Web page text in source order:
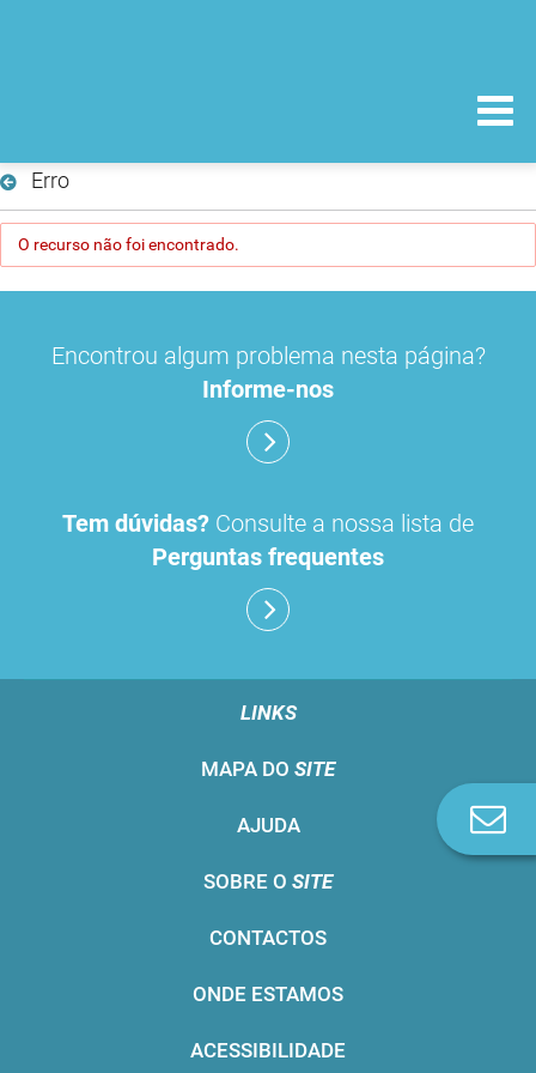
Erro
O recurso não foi encontrado.
Encontrou algum problema nesta página?
Informe-nos
Tem dúvidas? Consulte a nossa lista de
Perguntas frequentes
LINKS
MAPA DO SITE
AJUDA
SOBRE O SITE
CONTACTOS
ONDE ESTAMOS
ACESSIBILIDADE